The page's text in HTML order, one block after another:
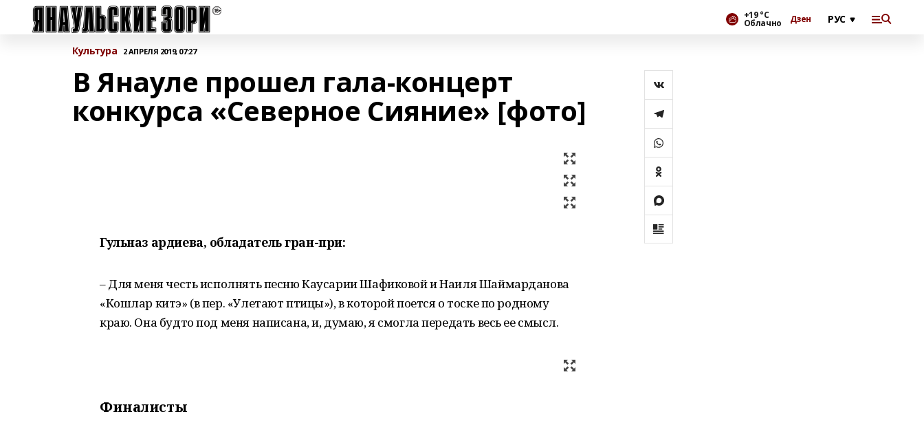
+19 °С
Облачно Дзен
Культура 2 АПРЕЛЯ 2019, 07:27
В Янауле прошел гала-концерт
конкурса «Северное Сияние» [фото]
Гульназ ардиева, обладатель гран-при:
– Для меня честь исполнять песню Каусарии Шафиковой и Наиля Шаймарданова
«Кошлар китэ» (в пер. «Улетают птицы»), в которой поется о тоске по родному
краю. Она будто под меня написана, и, думаю, я смогла передать весь ее смысл.
Финалисты